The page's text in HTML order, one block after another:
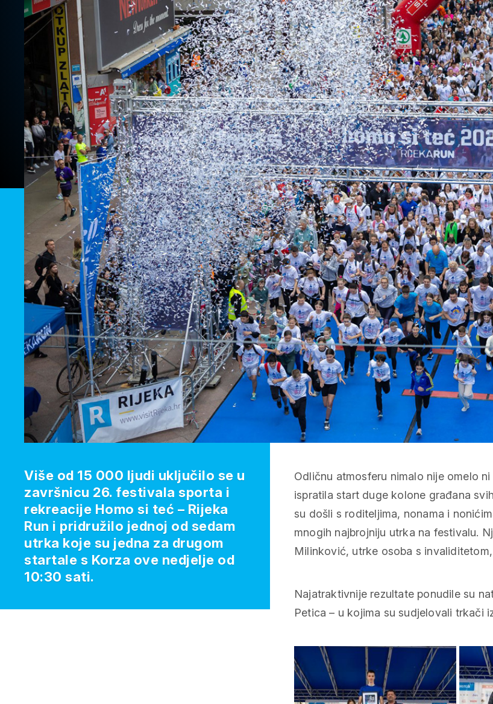
Odličnu atmosferu nimalo nije omelo
ispratila start duge kolone građana
su došli s roditeljima, nonama i
mnogih najbrojniju utrka na festivalu.
Milinković, utrke osoba s
Najatraktivnije rezultate ponudile su
Petica – u kojima su sudjelovali trkači
Više od 15 000 ljudi uključilo se u
završnicu 26. festivala sporta i
rekreacije Homo si teć – Rijeka
Run i pridružilo jednoj od sedam
utrka koje su jedna za drugom
startale s Korza ove nedjelje od
10:30 sati.